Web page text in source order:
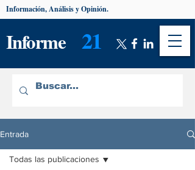
Informe 21
Información, Análisis y Opinión.
Entrada
Todas las publicaciones